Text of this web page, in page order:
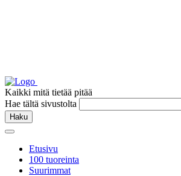
Kaikki mitä tietää pitää
Hae tältä sivustolta
Haku
Etusivu
100 tuoreinta
Suurimmat